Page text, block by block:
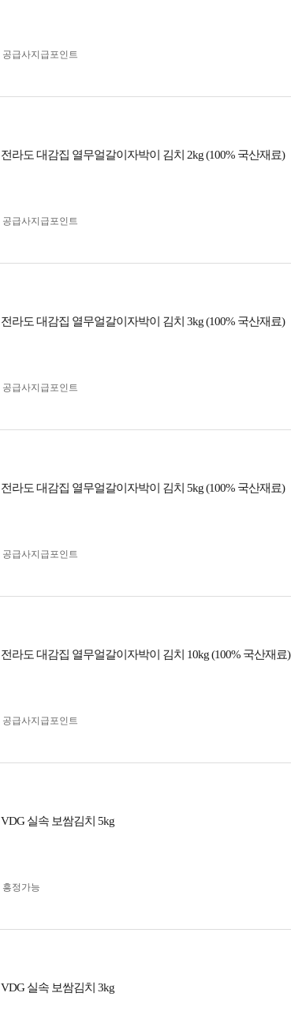
공급사지급포인트
전라도 대감집 열무얼갈이자박이 김치 2kg (100% 국산재료)
공급사지급포인트
전라도 대감집 열무얼갈이자박이 김치 3kg (100% 국산재료)
공급사지급포인트
전라도 대감집 열무얼갈이자박이 김치 5kg (100% 국산재료)
공급사지급포인트
전라도 대감집 열무얼갈이자박이 김치 10kg (100% 국산재료)
공급사지급포인트
VDG 실속 보쌈김치 5kg
흥정가능
VDG 실속 보쌈김치 3kg